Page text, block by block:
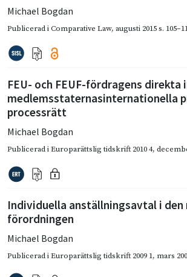
Michael Bogdan
Publicerad iComparative Law, augusti 2015s.
FEU- och FEUF-fördragens direkta
medlemsstaternasinternationella
processrätt
Michael Bogdan
Publicerad iEuroparättslig tidskrift 2010 4,
Individuella anställningsavtal i den
förordningen
Michael Bogdan
Publicerad iEuroparättslig tidskrift 2009 1, mars